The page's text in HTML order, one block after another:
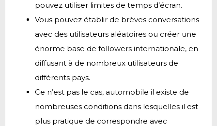
pouvez utiliser limites de temps d’écran.
Vous pouvez établir de brèves conversations
avec des utilisateurs aléatoires ou créer une
énorme base de followers internationale, en
diffusant à de nombreux utilisateurs de
différents pays.
Ce n’est pas le cas, automobile il existe de
nombreuses conditions dans lesquelles il est
plus pratique de correspondre avec